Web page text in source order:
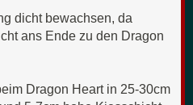
dicht bewachsen, da
ans Ende zu den Dragon
Dragon Heart in 25-30cm